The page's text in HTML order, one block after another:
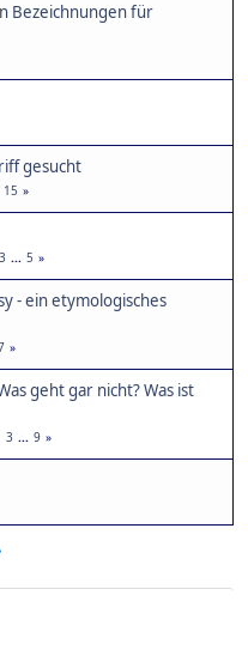
Bezeichnungen für
gesucht
15
3 ... 5
- ein etymologisches
geht gar nicht? Was ist
3 ... 9